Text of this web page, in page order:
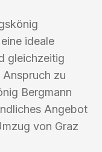
ideale
gleichzeitig
Anspruch zu
Bergmann
Angebot
von Graz